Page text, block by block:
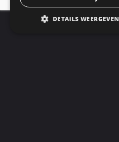
Neem contact op
DETAILS WEERGEVEN